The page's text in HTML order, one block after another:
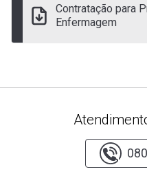
Contratação para
Enfermagem